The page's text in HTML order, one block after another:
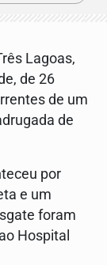
Lagoas,
de 26
de um
de
por
e um
foram
Hospital